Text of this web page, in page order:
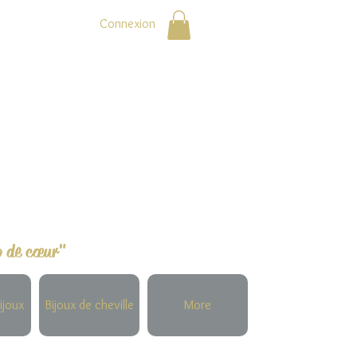
Connexion
de cœur"
Bijoux de cheville More